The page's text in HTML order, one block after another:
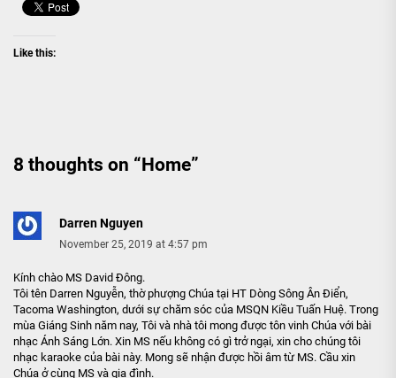
Like this:
8 thoughts on “Home”
Darren Nguyen
November 25, 2019 at 4:57 pm
Kính chào MS David Đông.
Tôi tên Darren Nguyễn, thờ phượng Chúa tại HT Dòng Sông Ân Điển,
Tacoma Washington, dưới sự chăm sóc của MSQN Kiều Tuấn Huệ. Trong
mùa Giáng Sinh năm nay, Tôi và nhà tôi mong được tôn vinh Chúa với bài
nhạc Ánh Sáng Lớn. Xin MS nếu không có gì trở ngại, xin cho chúng tôi
nhạc karaoke của bài này. Mong sẽ nhận được hồi âm từ MS. Cầu xin
Chúa ở cùng MS và gia đình.